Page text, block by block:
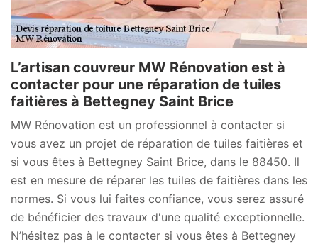
L’artisan couvreur MW Rénovation est à
contacter pour une réparation de tuiles
faitières à Bettegney Saint Brice
MW Rénovation est un professionnel à contacter si
vous avez un projet de réparation de tuiles faitières et
si vous êtes à Bettegney Saint Brice, dans le 88450. Il
est en mesure de réparer les tuiles de faitières dans les
normes. Si vous lui faites confiance, vous serez assuré
de bénéficier des travaux d'une qualité exceptionnelle.
N’hésitez pas à le contacter si vous êtes à Bettegney